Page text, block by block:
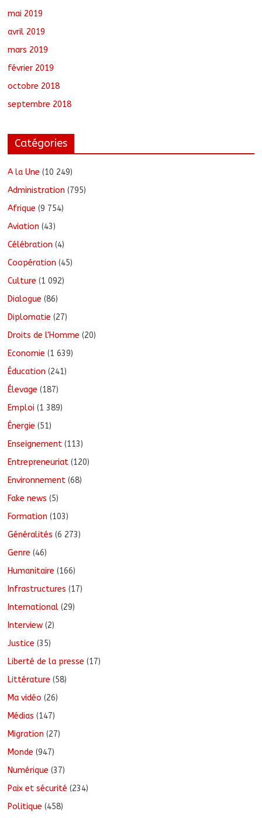
mai 2019
avril 2019
mars 2019
février 2019
octobre 2018
septembre 2018
Catégories
A la Une (10 249)
Administration (795)
Afrique (9 754)
Aviation (43)
Célébration (4)
Coopération (45)
Culture (1 092)
Dialogue (86)
Diplomatie (27)
Droits de l'Homme (20)
Economie (1 639)
Éducation (241)
Élevage (187)
Emploi (1 389)
Énergie (51)
Enseignement (113)
Entrepreneuriat (120)
Environnement (68)
Fake news (5)
Formation (103)
Généralités (6 273)
Genre (46)
Humanitaire (166)
Infrastructures (17)
International (29)
Interview (2)
Justice (35)
Liberté de la presse (17)
Littérature (58)
Ma vidéo (26)
Médias (147)
Migration (27)
Monde (947)
Numérique (37)
Paix et sécurité (234)
Politique (458)